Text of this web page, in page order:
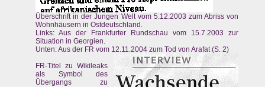
Überschrift in der Jungen Welt vom 5.12.2003 zum Abriss von
Wohnhäusern in Ostdeutschland.
Links: Aus der Frankfurter Rundschau vom 15.7.2003 zur
Situation in Georgien.
Unten: Aus der FR vom 12.11.2004 zum Tod von Arafat (S. 2)
FR-Titel zu Wikileaks
als Symbol des
Übergangs zu